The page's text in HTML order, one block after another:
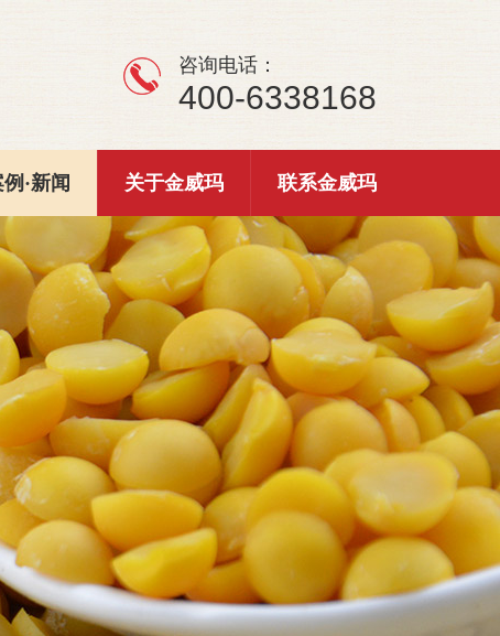
咨询电话：
400-6338168
·新闻 关于金威玛 联系金威玛